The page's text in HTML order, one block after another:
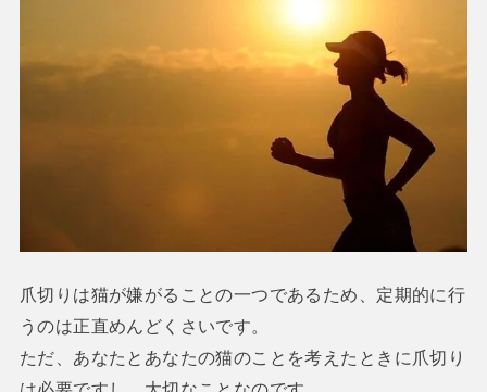
爪切りは猫が嫌がることの一つであるため、定期的に行
うのは正直めんどくさいです。
ただ、あなたとあなたの猫のことを考えたときに爪切り